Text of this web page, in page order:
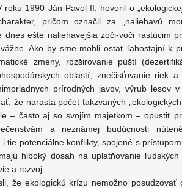
roku 1990 Ján Pavol II. hovoril o
pričom označil za „naliehavú
dnes ešte naliehavejšia zoči-voči rastúcim
Ako by sme mohli ostať ľahostajní k
zmeny, rozširovanie púští
oblastí, znečisťovanie riek
prírodných javov, výrub lesov
že narastá počet takzvaných
– často aj so svojím majetkom – opustiť
a neznámej budúcnosti
tie potenciálne konflikty, spojené s
hlboký dosah na uplatňovanie
a rozvoj.
že ekologickú krízu nemožno posudzovať